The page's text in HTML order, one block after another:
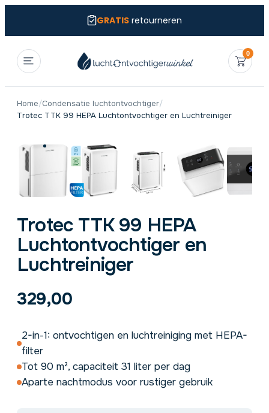
GRATISretourneren
0
Home/Condensatie luchtontvochtiger/
Trotec TTK 99 HEPA Luchtontvochtiger en Luchtreiniger
Trotec TTK 99 HEPA
Luchtontvochtiger en
Luchtreiniger
329,00
2-in-1: ontvochtigen en luchtreiniging met HEPA-
filter
Tot 90 m², capaciteit 31 liter per dag
Aparte nachtmodus voor rustiger gebruik